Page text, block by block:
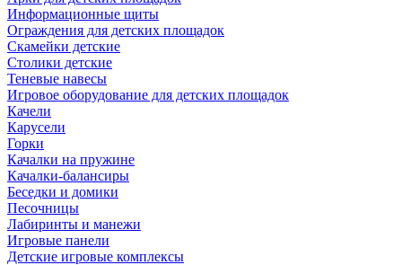
Информационные щиты
Ограждения для детских площадок
Скамейки детские
Столики детские
Теневые навесы
Игровое оборудование для детских площадок
Качели
Карусели
Горки
Качалки на пружине
Качалки-балансиры
Беседки и домики
Песочницы
Лабиринты и манежи
Игровые панели
Детские игровые комплексы